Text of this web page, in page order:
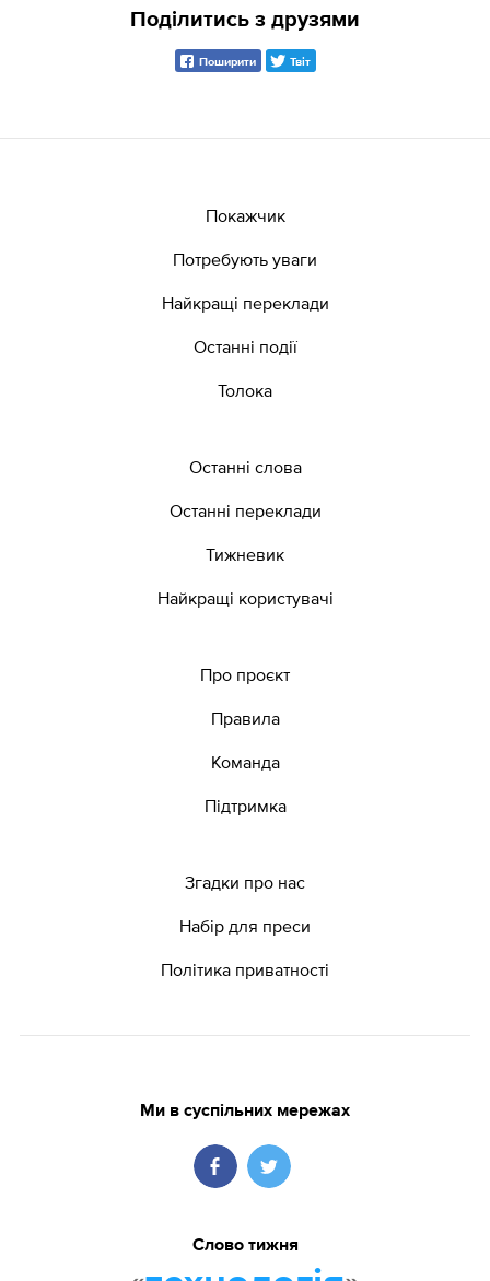
Поділитись з друзями
Поширити Твіт
Покажчик
Потребують уваги
Найкращі переклади
Останні події
Толока
Останні слова
Останні переклади
Тижневик
Найкращі користувачі
Про проєкт
Правила
Команда
Підтримка
Згадки про нас
Набір для преси
Політика приватності
Ми в суспільних мережах
Слово тижня